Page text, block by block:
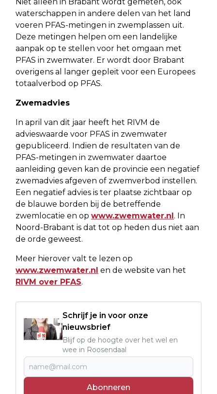
waterschappen in andere delen van het land
voeren PFAS-metingen in zwemplassen uit.
Deze metingen helpen om een landelijke
aanpak op te stellen voor het omgaan met
PFAS in zwemwater. Er wordt door Brabant
overigens al langer gepleit voor een Europees
totaalverbod op PFAS.
Zwemadvies
In april van dit jaar heeft het RIVM de
advieswaarde voor PFAS in zwemwater
gepubliceerd. Indien de resultaten van de
PFAS-metingen in zwemwater daartoe
aanleiding geven kan de provincie een negatief
zwemadvies afgeven of zwemverbod instellen.
Een negatief advies is ter plaatse zichtbaar op
de blauwe borden bij de betreffende
zwemlocatie en op www.zwemwater.nl. In
Noord-Brabant is dat tot op heden dus niet aan
de orde geweest.
Meer hierover valt te lezen op
www.zwemwater.nl en de website van het
RIVM over PFAS.
Schrijf je in voor onze
nieuwsbrief
Blijf op de hoogte over het wel en
wee in Roosendaal
Abonneren